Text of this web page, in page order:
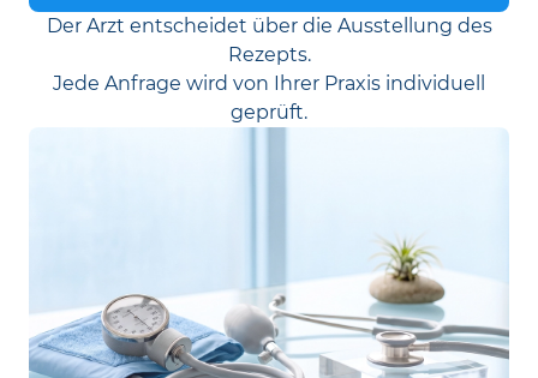
Der Arzt entscheidet über die Ausstellung des
Rezepts.
Jede Anfrage wird von Ihrer Praxis individuell
geprüft.